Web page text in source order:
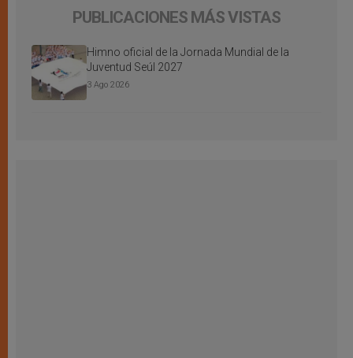
PUBLICACIONES MÁS VISTAS
Himno oficial de la Jornada Mundial de la
Juventud Seúl 2027
3 Ago 2026